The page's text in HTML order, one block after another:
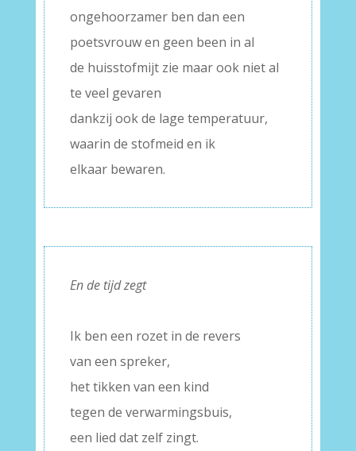
ongehoorzamer ben dan een
poetsvrouw en geen been in al
de huisstofmijt zie maar ook niet al
te veel gevaren
dankzij ook de lage temperatuur,
waarin de stofmeid en ik
elkaar bewaren.
En de tijd zegt
Ik ben een rozet in de revers
van een spreker,
het tikken van een kind
tegen de verwarmingsbuis,
een lied dat zelf zingt.